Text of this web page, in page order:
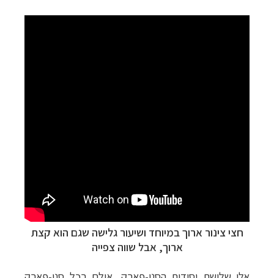
חצי צינור ארוך במיוחד ושיעור גלישה שגם הוא קצת
ארוך, אבל שווה צפייה